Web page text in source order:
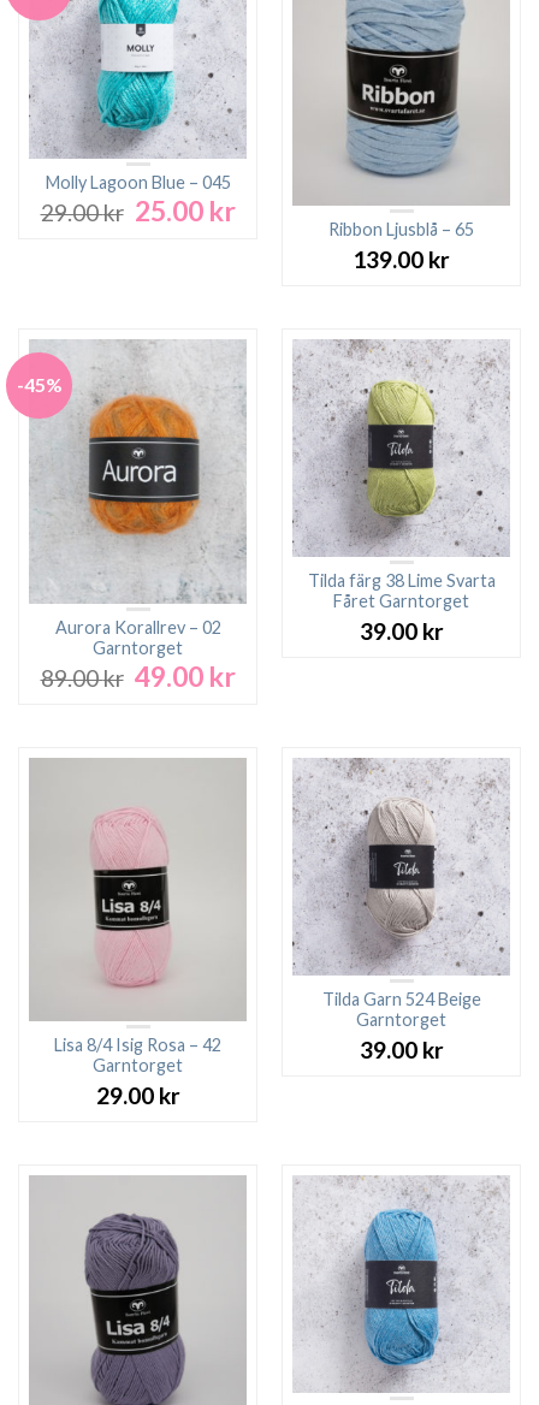
Molly Lagoon Blue – 045
29.00kr Det
25.00 krDet
nuvarandeRibbon Ljusblå – 65
139.00 kr
-45%
Aurora Korallrev – 02
Garntorget
89.00kr Det
89.00 kr.
49.00 krDet
49.00 kr.
Tilda färg 38 Lime Svarta
Fåret Garntorget
39.00 kr
Lisa 8/4 Isig Rosa – 42
Garntorget
29.00 kr
Tilda Garn 524 Beige
Garntorget
39.00 kr